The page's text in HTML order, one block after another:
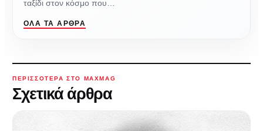
ταξίδι στον κόσμο που…
ΌΛΑ ΤΑ ΆΡΘΡΑ
ΠΕΡΙΣΣΌΤΕΡΑ ΣΤΟ MAXMAG
Σχετικά άρθρα